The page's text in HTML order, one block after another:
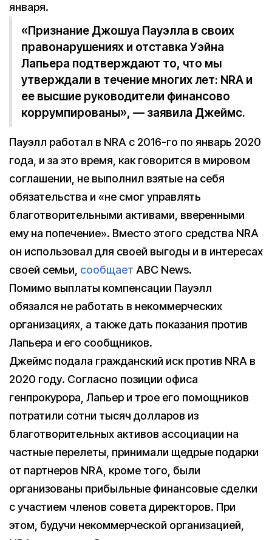
января.
«Признание Джошуа Пауэлла в своих
правонарушениях и отставка Уэйна
Лапьера подтверждают то, что мы
утверждали в течение многих лет: NRA и
ее высшие руководители финансово
коррумпированы», — заявила Джеймс.
Пауэлл работал в NRA с 2016-го по январь 2020
года, и за это время, как говорится в мировом
соглашении, не выполнил взятые на себя
обязательства и «не смог управлять
благотворительными активами, вверенными
ему на попечение». Вместо этого средства NRA
он использовал для своей выгоды и в интересах
своей семьи, сообщает ABC News.
Помимо выплаты компенсации Пауэлл
обязался не работать в некоммерческих
организациях, а также дать показания против
Лапьера и его сообщников.
Джеймс подала гражданский иск против NRA в
2020 году. Согласно позиции офиса
генпрокурора, Лапьер и трое его помощников
потратили сотни тысяч долларов из
благотворительных активов ассоциации на
частные перелеты, принимали щедрые подарки
от партнеров NRA, кроме того, были
организованы прибыльные финансовые сделки
с участием членов совета директоров. При
этом, будучи некоммерческой организацией,